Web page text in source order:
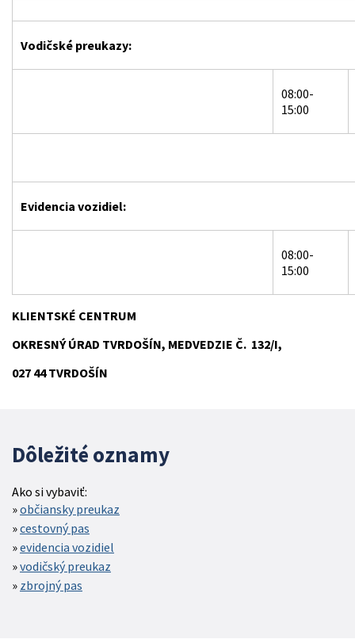
Vodičské preukazy:
08:00-
15:00
Evidencia vozidiel:
08:00-
15:00
KLIENTSKÉ CENTRUM
OKRESNÝ ÚRAD TVRDOŠÍN, MEDVEDZIE Č. 132/I,
027 44 TVRDOŠÍN
Dôležité oznamy
Ako si vybaviť:
občiansky preukaz
cestovný pas
evidencia vozidiel
vodičský preukaz
zbrojný pas